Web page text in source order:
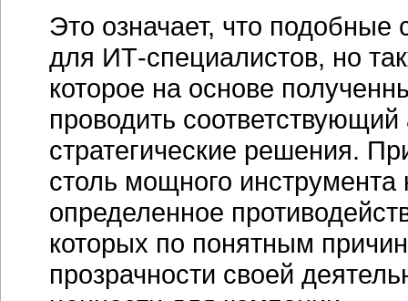
Это означает, что
для ИТ-специалистов, но
которое на основе
проводить
стратегические решения.
столь мощного инструмента
определенное
которых по понятным
прозрачности своей